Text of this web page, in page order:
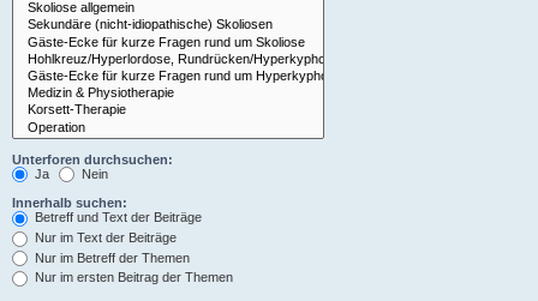
Unterforen durchsuchen:
Ja
Nein
Innerhalb suchen:
Betreff und Text der Beiträge
Nur im Text der Beiträge
Nur im Betreff der Themen
Nur im ersten Beitrag der Themen